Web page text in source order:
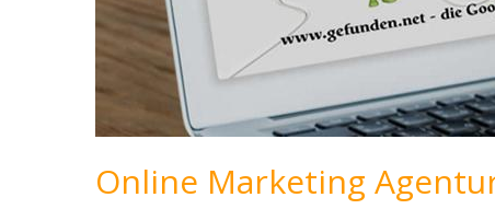
Online Marketing Agentur